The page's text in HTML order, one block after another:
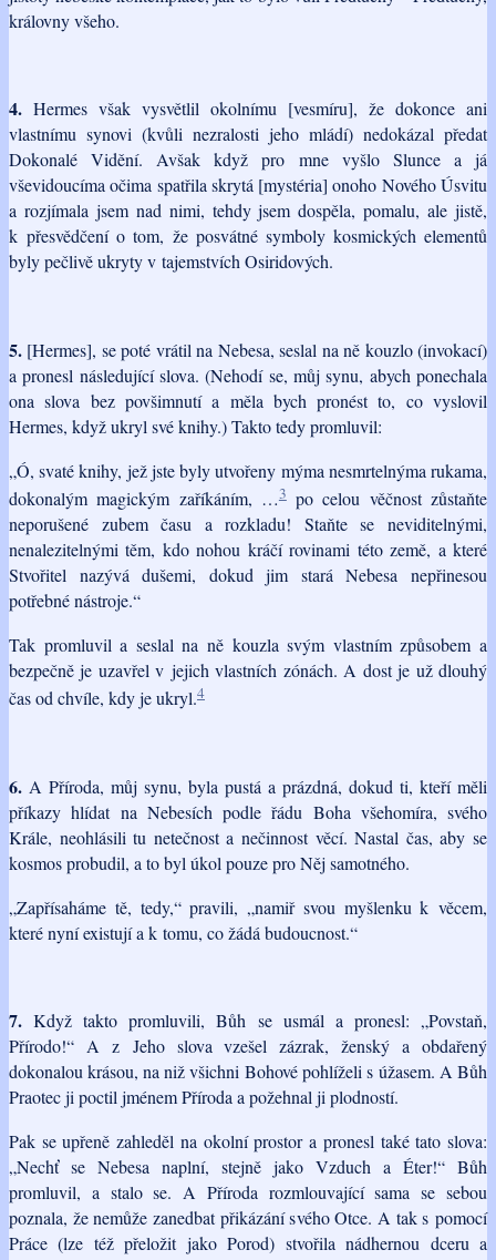
královny všeho.
4. Hermes však vysvětlil okolnímu [vesmíru], že dokonce ani
vlastnímu synovi (kvůli nezralosti jeho mládí) nedokázal předat
Dokonalé Vidění. Avšak když pro mne vyšlo Slunce a já
vševidoucíma očima spatřila skrytá [mystéria] onoho Nového Úsvitu
a rozjímala jsem nad nimi, tehdy jsem dospěla, pomalu, ale jistě,
k přesvědčení o tom, že posvátné symboly kosmických elementů
byly pečlivě ukryty v tajemstvích Osiridových.
5. [Hermes], se poté vrátil na Nebesa, seslal na ně kouzlo (invokací)
a pronesl následující slova. (Nehodí se, můj synu, abych ponechala
ona slova bez povšimnutí a měla bych pronést to, co vyslovil
Hermes, když ukryl své knihy.) Takto tedy promluvil:
„Ó, svaté knihy, jež jste byly utvořeny mýma nesmrtelnýma rukama,
dokonalým magickým zaříkáním, …3po celou věčnost zůstaňte
neporušené zubem času a rozkladu! Staňte se neviditelnými,
nenalezitelnými těm, kdo nohou kráčí rovinami této země, a které
Stvořitel nazývá dušemi, dokud jim stará Nebesa nepřinesou
potřebné nástroje.“
Tak promluvil a seslal na ně kouzla svým vlastním způsobem a
bezpečně je uzavřel v jejich vlastních zónách. A dost je už dlouhý
čas od chvíle, kdy je ukryl.4
6. A Příroda, můj synu, byla pustá a prázdná, dokud ti, kteří měli
příkazy hlídat na Nebesích podle řádu Boha všehomíra, svého
Krále, neohlásili tu netečnost a nečinnost věcí. Nastal čas, aby se
kosmos probudil, a to byl úkol pouze pro Něj samotného.
„Zapřísaháme tě, tedy,“ pravili, „namiř svou myšlenku k věcem,
které nyní existují a k tomu, co žádá budoucnost.“
7. Když takto promluvili, Bůh se usmál a pronesl: „Povstaň,
Přírodo!“ A z Jeho slova vzešel zázrak, ženský a obdařený
dokonalou krásou, na niž všichni Bohové pohlíželi s úžasem. A Bůh
Praotec ji poctil jménem Příroda a požehnal ji plodností.
Pak se upřeně zahleděl na okolní prostor a pronesl také tato slova:
„Nechť se Nebesa naplní, stejně jako Vzduch a Éter!“ Bůh
promluvil, a stalo se. A Příroda rozmlouvající sama se sebou
poznala, že nemůže zanedbat přikázání svého Otce. A tak s pomocí
Práce (lze též přeložit jako Porod) stvořila nádhernou dceru a